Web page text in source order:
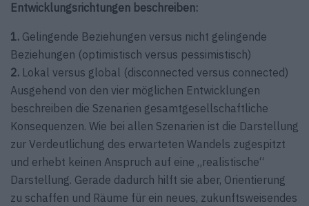
Entwicklungsrichtungen beschreiben:
1. Gelingende Beziehungen versus nicht gelingende
Beziehungen (optimistisch versus pessimistisch)
2. Lokal versus global (disconnected versus connected)
Ausgehend von den vier möglichen Entwicklungen
beschreiben die Szenarien gesamtgesellschaftliche
Konsequenzen. Wie bei allen Szenarien ist die Darstellung
zur Verdeutlichung des erwarteten Wandels zugespitzt
und erhebt keinen Anspruch auf eine „realistische“
Darstellung. Gerade dadurch hilft sie aber, Orientierung
zu schaffen und Räume für ein neues, zukunftsweisendes